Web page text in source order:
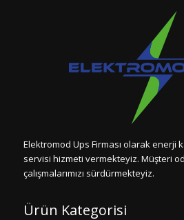
Elektromod Ups Firması olarak enerji
servisi hizmeti vermekteyiz. Müşteri
çalışmalarımızı sürdürmekteyiz.
Ürün Kategorisi